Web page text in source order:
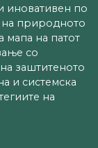
иновативен по
на природното
мапа на патот
со
заштитеното
и системска
на